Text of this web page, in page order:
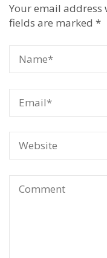
Your email
fields are marked *